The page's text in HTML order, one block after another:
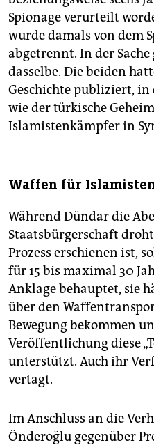
Spionage verurteilt
wurde damals von dem
abgetrennt. In der
dasselbe. Die beiden
Geschichte publiziert, in
wie der türkische
Islamistenkämpfer in
Waffen für
Während Dündar die
Staatsbürgerschaft
Prozess erschienen ist,
für 15 bis maximal 30
Anklage behauptet, sie
über den
Bewegung bekommen
Veröffentlichung diese
unterstützt. Auch ihr
vertagt.
Im Anschluss an die
Önderoğlu gegenüber